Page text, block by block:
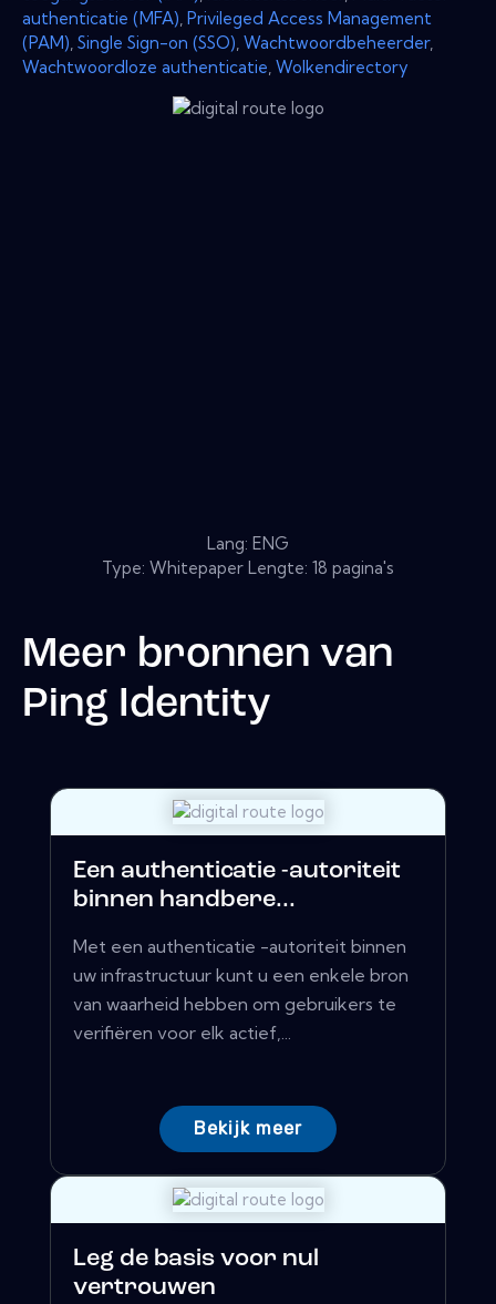
authenticatie (MFA) Privileged Access Management
(PAM) Single Sign-on (SSO) Wachtwoordbeheerder,
Wachtwoordloze authenticatie Wolkendirectory
Lang: ENG
Type: Whitepaper Lengte: 18 pagina's
Meer bronnen van
Ping Identity
Een authenticatie -autoriteit
binnen handbere...
Met een authenticatie -autoriteit binnen
uw infrastructuur kunt u een enkele bron
van waarheid hebben om gebruikers te
verifiëren voor elk actief,...
Bekijk meer
Leg de basis voor nul
vertrouwen